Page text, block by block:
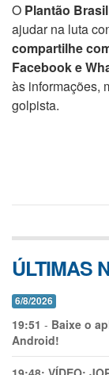
O Plantão Brasil
ajudar na luta
compartilhe
Facebook e
às informações,
golpista.
ÚLTIMAS
6/8/2026
19:51 - Baixe o
Android!